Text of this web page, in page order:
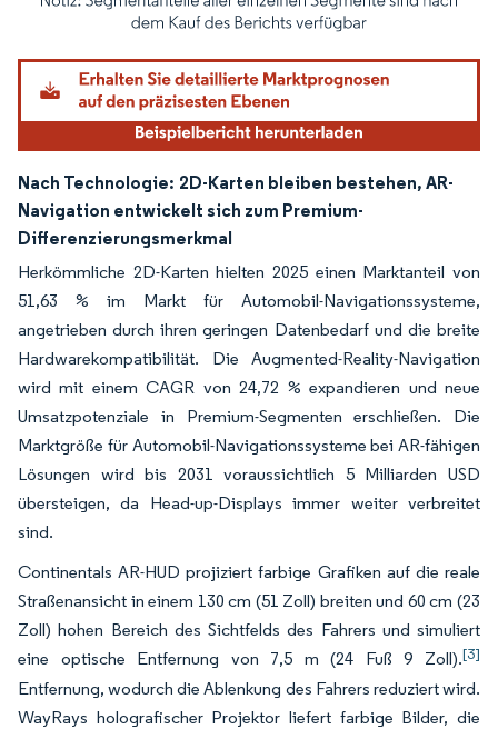
Bild © Mordor Intelligence. Wiederverwendung erfordert Namensnennung
Nach Technologie: 2D-Karten bleiben bestehen, AR-
Navigation entwickelt sich zum Premium-
Differenzierungsmerkmal
Herkömmliche 2D-Karten hielten 2025 einen Marktanteil von
51,63 % im Markt für Automobil-Navigationssysteme,
angetrieben durch ihren geringen Datenbedarf und die breite
Hardwarekompatibilität. Die Augmented-Reality-Navigation
wird mit einem CAGR von 24,72 % expandieren und neue
Umsatzpotenziale in Premium-Segmenten erschließen. Die
Marktgröße für Automobil-Navigationssysteme bei AR-fähigen
Lösungen wird bis 2031 voraussichtlich 5 Milliarden USD
übersteigen, da Head-up-Displays immer weiter verbreitet
sind.
Continentals AR-HUD projiziert farbige Grafiken auf die reale
Straßenansicht in einem 130 cm (51 Zoll) breiten und 60 cm (23
Zoll) hohen Bereich des Sichtfelds des Fahrers und simuliert
eine optische Entfernung von 7,5 m (24 Fuß 9 Zoll).[3]
Entfernung, wodurch die Ablenkung des Fahrers reduziert wird.
WayRays holografischer Projektor liefert farbige Bilder, die